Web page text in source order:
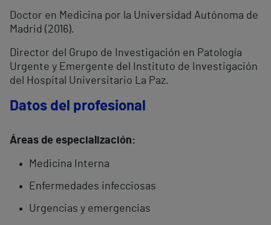
Doctor en Medicina por la Universidad Autónoma de
Madrid (2016).
Director del Grupo de Investigación en Patología
Urgente y Emergente del Instituto de Investigación
del Hospital Universitario La Paz.
Datos del profesional
Áreas de especialización:
Medicina Interna
Enfermedades infecciosas
Urgencias y emergencias